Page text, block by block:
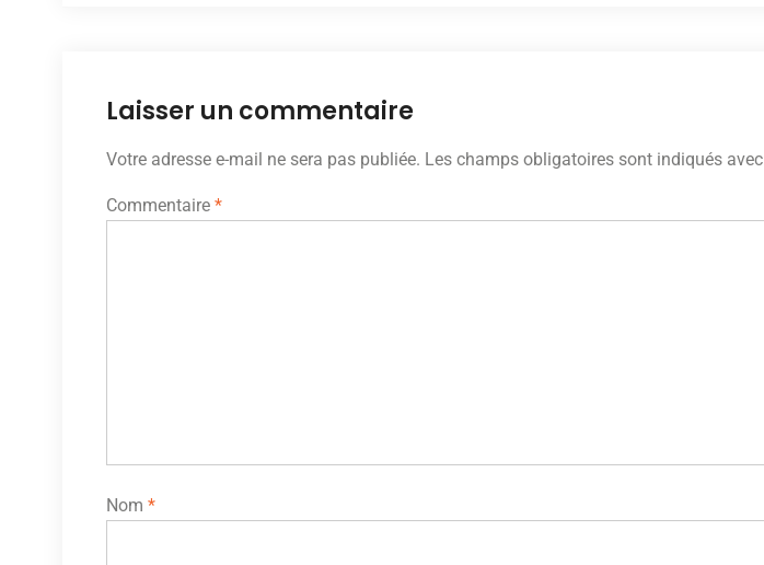
Laisser un commentaire
Votre adresse e-mail ne sera pas publiée. Les champs obligatoires sont indiqués avec
Commentaire *
Nom *